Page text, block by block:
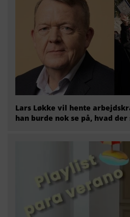
Lars Løkke vil hente
han burde nok se på, hvad